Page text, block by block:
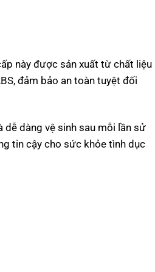
này được sản xuất từ chất liệu
đảm bảo an toàn tuyệt đối
dễ dàng vệ sinh sau mỗi lần sử
tin cậy cho sức khỏe tình dục